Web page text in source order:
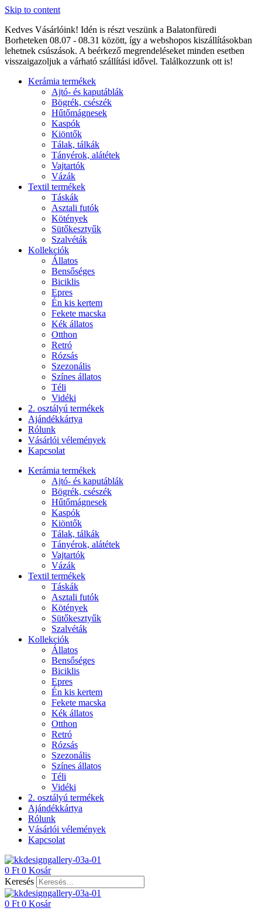
Skip to content
Kedves Vásárlóink! Idén is részt veszünk a Balatonfüredi
Borheteken 08.07 - 08.31 között, így a webshopos kiszállításokban
lehetnek csúszások. A beérkező megrendeléseket minden esetben
visszaigazoljuk a várható szállítási idővel. Találkozzunk ott is!
Kerámia termékek
Ajtó- és kaputáblák
Bögrék, csészék
Hűtőmágnesek
Kaspók
Kiöntők
Tálak, tálkák
Tányérok, alátétek
Vajtartók
Vázák
Textil termékek
Táskák
Asztali futók
Kötények
Sütőkesztyűk
Szalvéták
Kollekciók
Állatos
Bensőséges
Biciklis
Epres
Én kis kertem
Fekete macska
Kék állatos
Otthon
Retró
Rózsás
Szezonális
Színes állatos
Téli
Vidéki
2. osztályú termékek
Ajándékkártya
Rólunk
Vásárlói vélemények
Kapcsolat
Kerámia termékek
Ajtó- és kaputáblák
Bögrék, csészék
Hűtőmágnesek
Kaspók
Kiöntők
Tálak, tálkák
Tányérok, alátétek
Vajtartók
Vázák
Textil termékek
Táskák
Asztali futók
Kötények
Sütőkesztyűk
Szalvéták
Kollekciók
Állatos
Bensőséges
Biciklis
Epres
Én kis kertem
Fekete macska
Kék állatos
Otthon
Retró
Rózsás
Szezonális
Színes állatos
Téli
Vidéki
2. osztályú termékek
Ajándékkártya
Rólunk
Vásárlói vélemények
Kapcsolat
0 Ft 0 Kosár
Keresés
0 Ft 0 Kosár